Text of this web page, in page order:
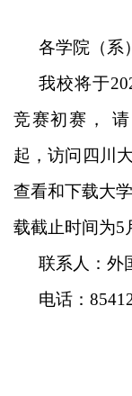
各学院（系
我校将于
竞赛初赛，
起，访问四川
查看和下载大
载截止时间为5
联系人：外
电话：